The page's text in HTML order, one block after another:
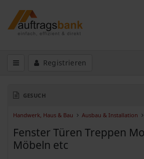
Registrieren
GESUCH
Handwerk, Haus & Bau Ausbau & Installation
Fenster Türen Treppen
Möbeln etc